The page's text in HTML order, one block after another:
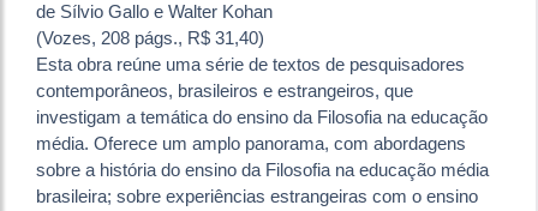
de Sílvio Gallo e Walter Kohan
(Vozes, 208 págs., R$ 31,40)
Esta obra reúne uma série de textos de pesquisadores
contemporâneos, brasileiros e estrangeiros, que
investigam a temática do ensino da Filosofia na educação
média. Oferece um amplo panorama, com abordagens
sobre a história do ensino da Filosofia na educação média
brasileira; sobre experiências estrangeiras com o ensino